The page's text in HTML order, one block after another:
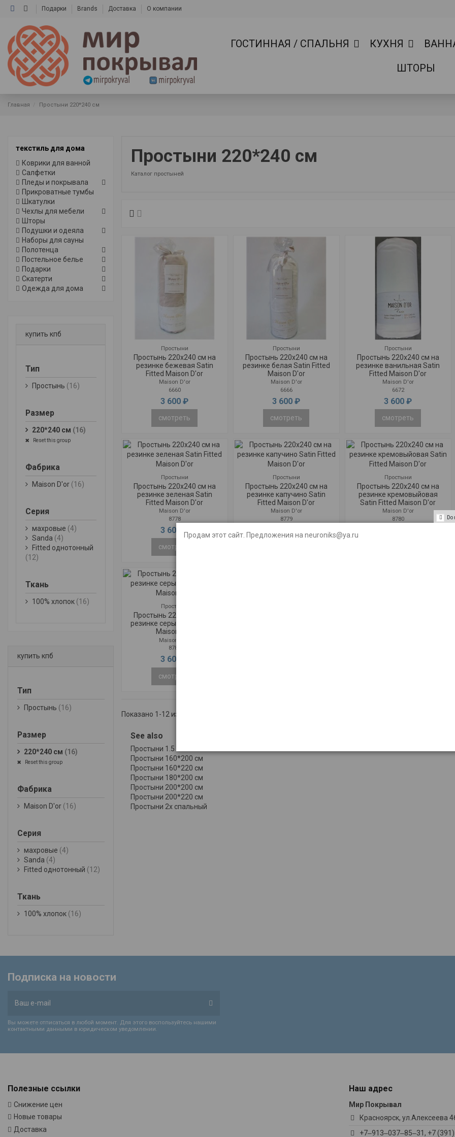
Подарки Brands Доставка О компании
ГОСТИННАЯ / СПАЛЬНЯ КУХНЯ
ШТОРЫ
Главная Простыни 220*240 см
Простыни 220*240 см
Каталог простыней
Простыни
Простынь 220x240 см на
резинке бежевая Satin
Fitted Maison D'or
Maison D'or
6660
3 600 ₽
смотреть
Простыни
Простынь 220x240 см на
резинке белая Satin Fitted
Maison D'or
Maison D'or
6666
3 600 ₽
смотреть
Простыни
Простынь 220x240 см на
резинке ванильная Satin
Fitted Maison D'or
Maison D'or
6672
3 600 ₽
смотреть
Простыни
Простынь 220x240 см на
резинке зеленая Satin
Fitted Maison D'or
Maison D'or
8778
3 600 ₽
смотреть
Простыни
Простынь 220x240 см на
резинке капучино Satin
Fitted Maison D'or
Maison D'or
8779
Простыни
Простынь 220x240 см на
резинке кремовыйовая
Satin Fitted Maison D'or
Maison D'or
8780
Простыни
Простынь 220x240 см на
резинке серый Satin Fitted
Maison D'or
Maison D'or
8783
3 600 ₽
смотреть
Показано 1-12 из 16
See also
Простыни 1.5 спальный
Простыни 160*200 см
Простыни 160*220 см
Простыни 180*200 см
Простыни 200*200 см
Простыни 200*220 см
Простыни 2х спальный
текстиль для дома
Коврики для ванной
Салфетки
Пледы и покрывала
Прикроватные тумбы
Шкатулки
Чехлы для мебели
Шторы
Подушки и одеяла
Наборы для сауны
Полотенца
Постельное белье
Подарки
Скатерти
Одежда для дома
купить кпб
Тип
Простынь (16)
Размер
220*240 см (16)
Reset this group
Фабрика
Maison D'or (16)
Серия
махровые (4)
Sanda (4)
Fitted однотонный
(12)
Ткань
100% хлопок (16)
купить кпб
Тип
Простынь (16)
Размер
220*240 см (16)
Reset this group
Фабрика
Maison D'or (16)
Серия
махровые (4)
Sanda (4)
Fitted однотонный (12)
Ткань
100% хлопок (16)
Подписка на новости
Вы можете отписаться в любой момент. Для этого воспользуйтесь нашими
контактными данными в юридическом уведомлении.
Полезные ссылки
Снижение цен
Новые товары
Доставка
Наш адрес
Мир Покрывал
Красноярск, ул.Алексеева
+7‒913‒037‒85‒31, +7
Продам этот сайт. Предложения на neuroniks@ya.ru